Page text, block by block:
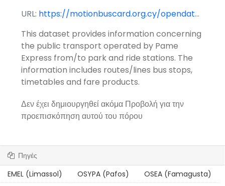
URL: https://motionbuscard.org.cy/opendata/downloadfile?file=GTFS%5C11_google_transit.zip&rel=True
This dataset provides information concerning
the public transport operated by Pame
Express from/to park and ride stations. The
information includes routes/lines bus stops,
timetables and fare products.
Δεν έχει δημιουργηθεί ακόμα Προβολή για την
προεπισκόπηση αυτού του πόρου
Πηγές
EMEL (Limassol)
OSYPA (Pafos)
OSEA (Famagusta)